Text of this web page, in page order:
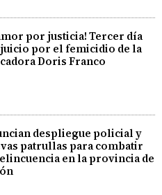
por justicia! Tercer día
por el femicidio de la
Doris Franco
despliegue policial y
patrullas para combatir
en la provincia de